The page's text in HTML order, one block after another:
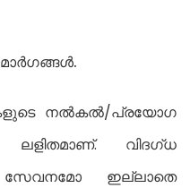
നൽകൽ/പ്രയോഗ
ലളിതമാണ്. വിദഗ്ധ
ഇല്ലാതെ